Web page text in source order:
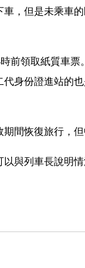
，但是未乘車
前領取紙質車
身份證進站的
間恢復旅行，
與列車長說明